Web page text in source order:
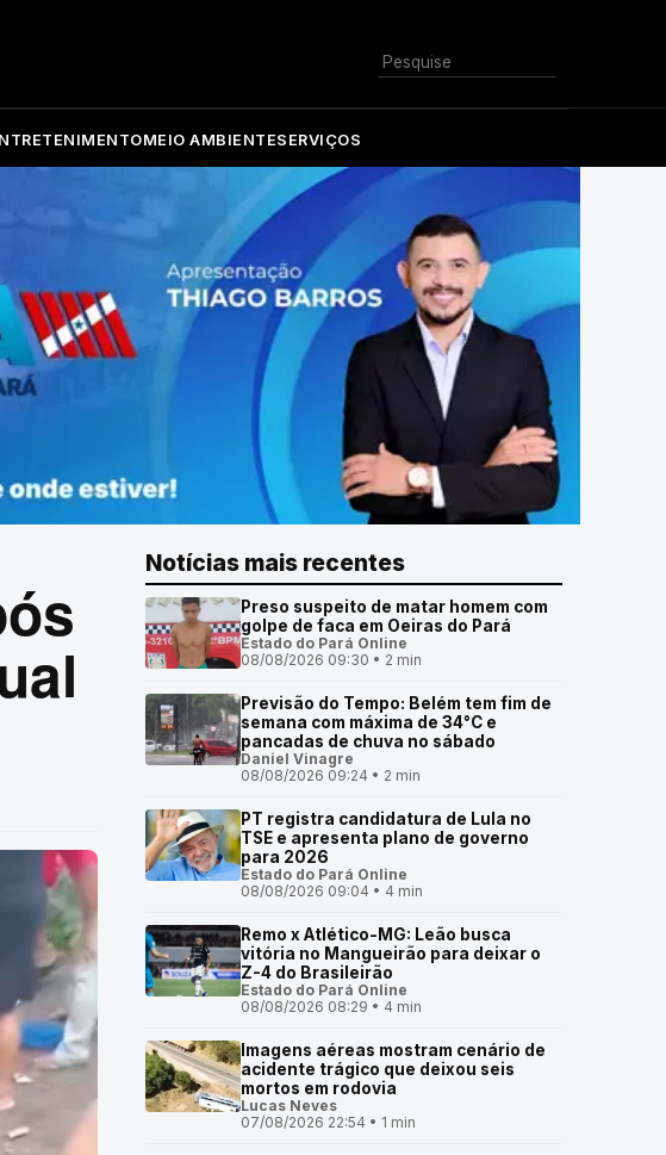
Buscar
MEIO AMBIENTESERVIÇOS
Notícias mais recentes
Preso suspeito de matar homem com
golpe de faca em Oeiras do Pará
Estado do Pará Online
08/08/2026 09:30 • 2 min
Previsão do Tempo: Belém tem fim de
semana com máxima de 34°C e
pancadas de chuva no sábado
Daniel Vinagre
08/08/2026 09:24 • 2 min
PT registra candidatura de Lula no
TSE e apresenta plano de governo
para 2026
Estado do Pará Online
08/08/2026 09:04 • 4 min
Remo x Atlético-MG: Leão busca
vitória no Mangueirão para deixar o
Z-4 do Brasileirão
Estado do Pará Online
08/08/2026 08:29 • 4 min
Imagens aéreas mostram cenário de
acidente trágico que deixou seis
mortos em rodovia
Lucas Neves
07/08/2026 22:54 • 1 min